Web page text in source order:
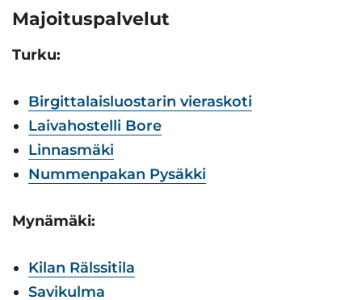
Majoituspalvelut
Turku:
Birgittalaisluostarin vieraskoti
Laivahostelli Bore
Linnasmäki
Nummenpakan Pysäkki
Mynämäki:
Kilan Rälssitila
Savikulma